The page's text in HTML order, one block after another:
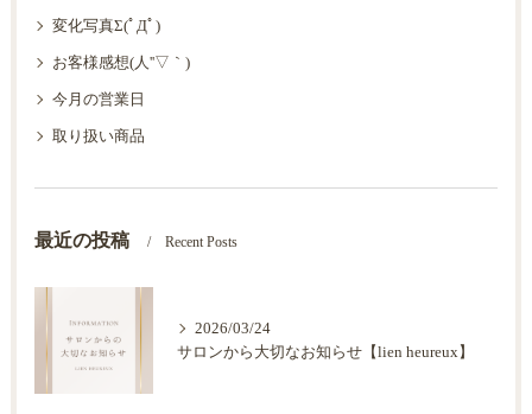
変化写真Σ(ﾟДﾟ)
お客様感想(人''▽｀)
今月の営業日
取り扱い商品
最近の投稿 Recent Posts
2026/03/24
サロンから大切なお知らせ【lien heureux】